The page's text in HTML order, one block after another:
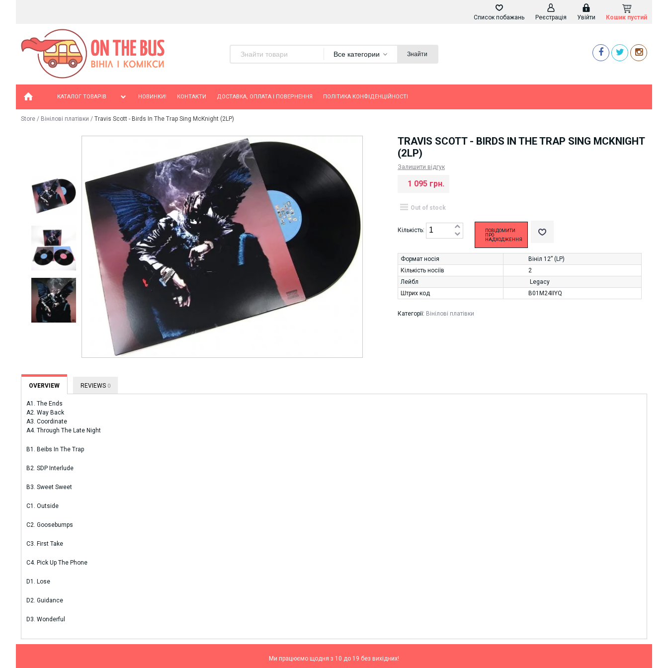
Кошик пустий
Увійти
Реєстрація
Список побажань
Все категории Знайти
КАТАЛОГ ТОВАРІВ НОВИНКИ! КОНТАКТИ ДОСТАВКА, ОПЛАТА І ПОВЕРНЕННЯ ПОЛІТИКА КОНФІДЕНЦІЙНОСТІ
Store / Вінілові платівки / Travis Scott - Birds In The Trap Sing McKnight (2LP)
TRAVIS SCOTT - BIRDS IN THE TRAP SING MCKNIGHT
(2LP)
Залишити відгук
1 095 грн.
Out of stock
Кількість:
ПОВІДОМИТИ
ПРО
НАДХОДЖЕННЯ
Формат носія
Вініл 12” (LP)
Кількість носіїв
2
Лейбл
Legacy
Штрих код
B01M24IIYQ
Категорії: Вінілові платівки
OVERVIEW REVIEWS 0
A1. The Ends
A2. Way Back
A3. Coordinate
A4. Through The Late Night
B1. Beibs In The Trap
B2. SDP Interlude
B3. Sweet Sweet
C1. Outside
C2. Goosebumps
C3. First Take
C4. Pick Up The Phone
D1. Lose
D2. Guidance
D3. Wonderful
Ми працюємо щодня з 10 до 19 без вихідних!